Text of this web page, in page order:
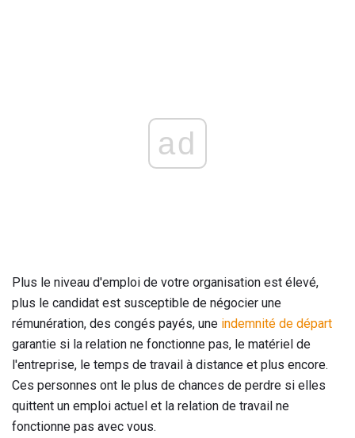
ad
Plus le niveau d'emploi de votre organisation est élevé,
plus le candidat est susceptible de négocier une
rémunération, des congés payés, une indemnité de départ
garantie si la relation ne fonctionne pas, le matériel de
l'entreprise, le temps de travail à distance et plus encore.
Ces personnes ont le plus de chances de perdre si elles
quittent un emploi actuel et la relation de travail ne
fonctionne pas avec vous.